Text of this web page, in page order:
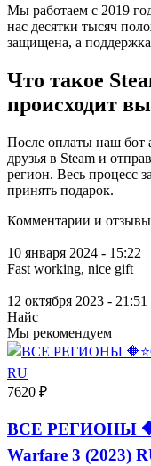
Мы работаем с 2019
нас десятки тысяч
защищена, а поддержка
Что такое
происходит
После оплаты наш бот
друзья в Steam и
регион. Весь процесс
принять подарок.
Комментарии и
10 января 2024 - 15:22
Fast working, nice gift
12 октября 2023 - 21:51
Найс
Мы рекомендуем
7620 ₽
ВСЕ РЕГИОНЫ
Warfare 3 (2023)